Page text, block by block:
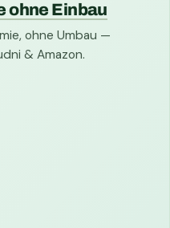
ohne Einbau
ohne Umbau —
& Amazon.